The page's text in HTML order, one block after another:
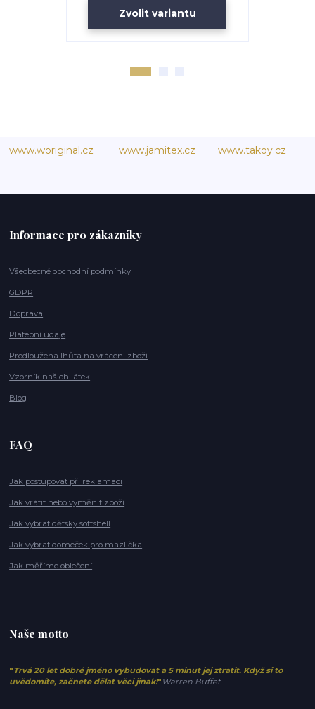
Zvolit variantu
www.woriginal.cz www.jamitex.cz www.takoy.cz
Informace pro zákazníky
Všeobecné obchodní podmínky
GDPR
Doprava
Platební údaje
Prodloužená lhůta na vrácení zboží
Vzorník našich látek
Blog
FAQ
Jak postupovat při reklamaci
Jak vrátit nebo vyměnit zboží
Jak vybrat dětský softshell
Jak vybrat domeček pro mazlíčka
Jak měříme oblečení
Naše motto
" Trvá 20 let dobré jméno vybudovat a 5 minut jej ztratit. Když si to
uvědomíte, začnete dělat věci jinak!" Warren Buffet